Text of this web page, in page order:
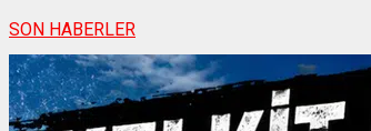
SON HABERLER